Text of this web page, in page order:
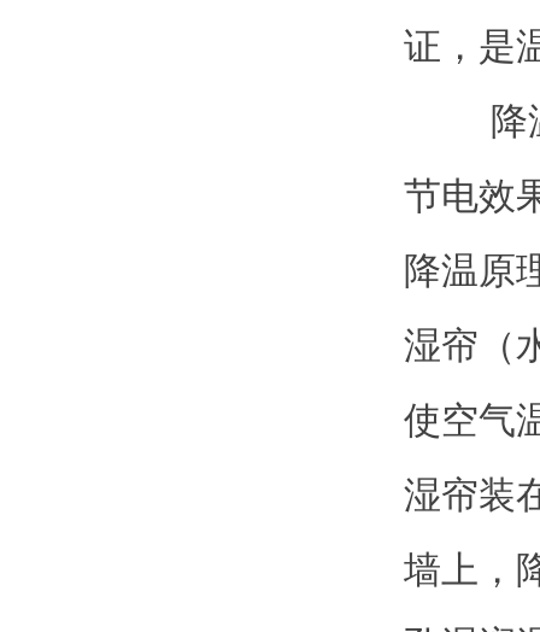
证，是
降温
节电效
降温原
湿帘（
使空气
湿帘装
墙上，